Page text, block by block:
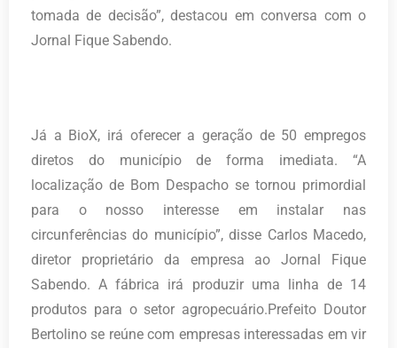
tomada de decisão”, destacou em conversa com o
Jornal Fique Sabendo.
Já a BioX, irá oferecer a geração de 50 empregos
diretos do município de forma imediata. “A
localização de Bom Despacho se tornou primordial
para o nosso interesse em instalar nas
circunferências do município”, disse Carlos Macedo,
diretor proprietário da empresa ao Jornal Fique
Sabendo. A fábrica irá produzir uma linha de 14
produtos para o setor agropecuário.Prefeito Doutor
Bertolino se reúne com empresas interessadas em vir